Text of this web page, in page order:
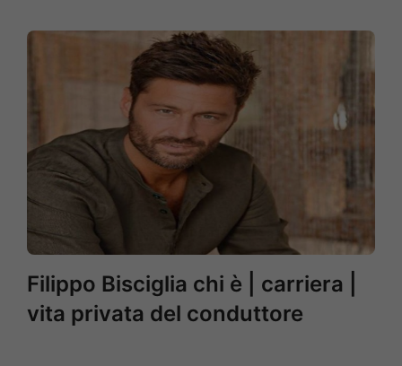
Filippo Bisciglia chi è | carriera |
vita privata del conduttore